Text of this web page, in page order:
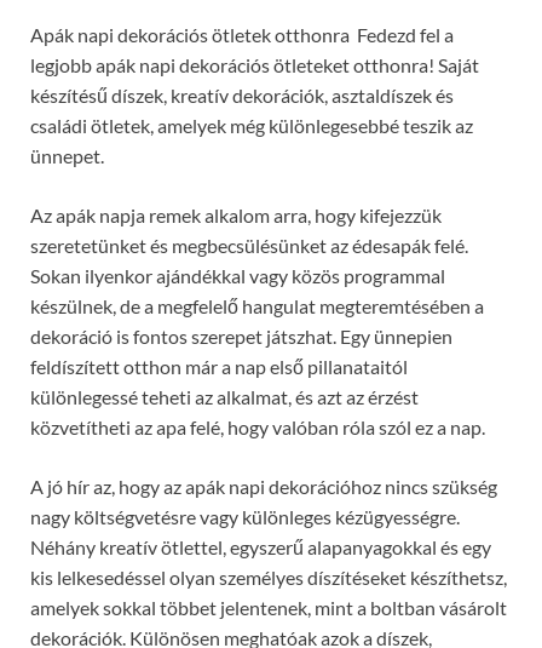
Apák napi dekorációs ötletek otthonra Fedezd fel a
legjobb apák napi dekorációs ötleteket otthonra! Saját
készítésű díszek, kreatív dekorációk, asztaldíszek és
családi ötletek, amelyek még különlegesebbé teszik az
ünnepet.
Az apák napja remek alkalom arra, hogy kifejezzük
szeretetünket és megbecsülésünket az édesapák felé.
Sokan ilyenkor ajándékkal vagy közös programmal
készülnek, de a megfelelő hangulat megteremtésében a
dekoráció is fontos szerepet játszhat. Egy ünnepien
feldíszített otthon már a nap első pillanataitól
különlegessé teheti az alkalmat, és azt az érzést
közvetítheti az apa felé, hogy valóban róla szól ez a nap.
A jó hír az, hogy az apák napi dekorációhoz nincs szükség
nagy költségvetésre vagy különleges kézügyességre.
Néhány kreatív ötlettel, egyszerű alapanyagokkal és egy
kis lelkesedéssel olyan személyes díszítéseket készíthetsz,
amelyek sokkal többet jelentenek, mint a boltban vásárolt
dekorációk. Különösen meghatóak azok a díszek,